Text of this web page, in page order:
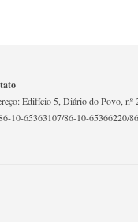
Edifício 5, Diário do Povo,
10-65363107/86-10-65366220/